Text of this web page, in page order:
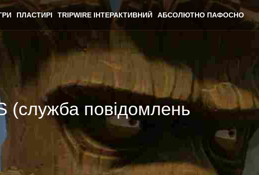
ПЛАСТИРІ TRIPWIRE ІНТЕРАКТИВНИЙ АБСОЛЮТНО ПАФОСНО
(служба повідомлень